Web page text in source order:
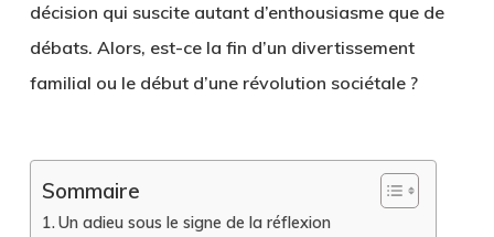
décision qui suscite autant d’enthousiasme que de
débats. Alors, est-ce la fin d’un divertissement
familial ou le début d’une révolution sociétale ?
Sommaire
Un adieu sous le signe de la réflexion